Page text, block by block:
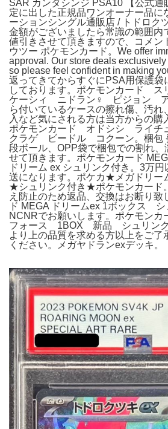
SAR カンダシンジ PSA10 【公式
定に出した正規品ワンオーナー品に
ーションシングル通販店 / トドロク
金額がございましたら常識の範囲内
値引きさせて頂きますので、コメン
ウツー ポケモンカード。We offer
approval. Our store deals
so please feel confident in making
返ってきてからすぐにPSA用保護袋
しております。ポケモンカード
ケーシィ ニドラン♀ ピジョン ア
ら付いているケースの擦れ傷、汚れ
入など気にされる方は当方からの購
ポケモンカード オドシシ ライ
クラゲ ビードル コクーン。梱包
段ボール、OPP袋で梱包での割れ、
せて頂きます。ポケモンカード
ドリーム ex シュリンク付き。3万
送になります。ポケカ★メガドリ
★シュリンク付き★ポケモンカード
え防止のため返品、交換はお断り致
ド MEGA ドリームex 1ボックス シ
NCNRでお願いします。ポケモン
フォース 1BOX 新品 シュリンク
より上の品質を求める方以上をご了
ください。メガヤドランexデッキ。